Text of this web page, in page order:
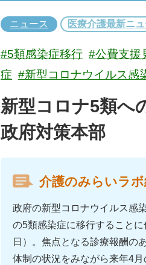
ニュース 医療介護最新ニ
#5類感染症移行 #公費支援
症 #新型コロナウイルス感
新型コロナ5類へ
政府対策本部
介護のみらいラ
政府の新型コロナウイルス感
の5類感染症に移行すること
日）。焦点となる診療報酬の
体制の状況をみながら来年4